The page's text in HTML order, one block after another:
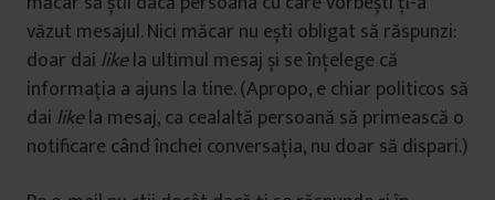
văzut mesajul. Nici măcar nu ești obligat să răspunzi:
doar dai likela ultimul mesaj și se înțelege că
informația a ajuns la tine. (Apropo, e chiar politicos să
dai likela mesaj, ca cealaltă persoană să primească o
notificare când închei conversația, nu doar să dispari.)